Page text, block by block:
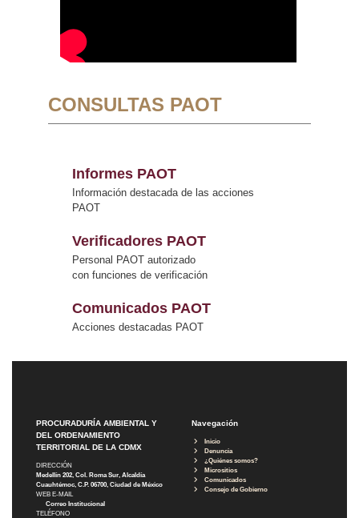
CONSULTAS PAOT
Informes PAOT
Información destacada de las acciones
PAOT
Verificadores PAOT
Personal PAOT autorizado
con funciones de verificación
Comunicados PAOT
Acciones destacadas PAOT
PROCURADURÍA AMBIENTAL Y
DEL ORDENAMIENTO
TERRITORIAL DE LA CDMX
DIRECCIÓN
Medellín 202, Col. Roma Sur, Alcaldía
Cuauhtémoc, C.P. 06700, Ciudad de México
WEB E-MAIL
Correo Institucional
TELÉFONO
Navegación
Inicio
Denuncia
¿Quiénes somos?
Micrositios
Comunicados
Consejo de Gobierno